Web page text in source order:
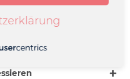
mehr